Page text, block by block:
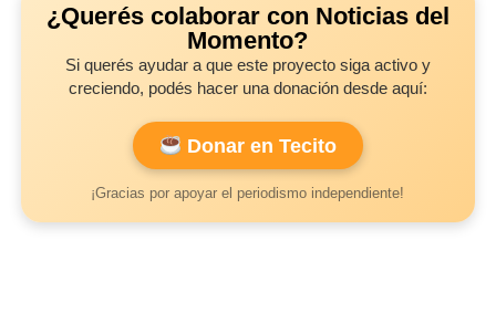
¿Querés colaborar con Noticias del
Momento?
Si querés ayudar a que este proyecto siga activo y
creciendo, podés hacer una donación desde aquí:
Donar en Tecito
¡Gracias por apoyar el periodismo independiente!